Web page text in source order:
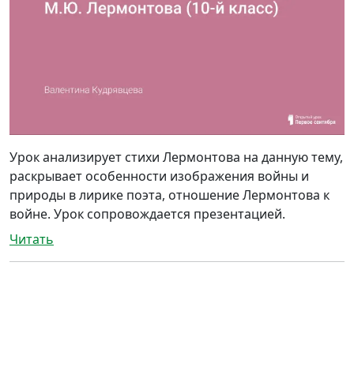
Урок анализирует стихи Лермонтова на данную тему,
раскрывает особенности изображения войны и
природы в лирике поэта, отношение Лермонтова к
войне. Урок сопровождается презентацией.
Читать